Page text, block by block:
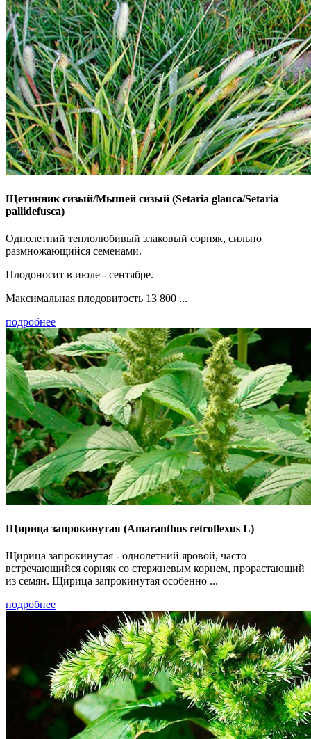
Щетинник сизый/Мышей сизый (Setaria glauca/Setaria
pallidefusca)
Однолетний теплолюбивый злаковый сорняк, сильно
размножающийся семенами.
Плодоносит в июле - сентябре.
Максимальная пло­довитость 13 800 ...
подробнее
Щирица запрокинутая (Amaranthus retroflexus L)
Щирица запрокинутая - однолетний яровой, часто
встречающийся сорняк со стержневым корнем, прорастающий
из семян. Щирица запрокинутая особенно ...
подробнее